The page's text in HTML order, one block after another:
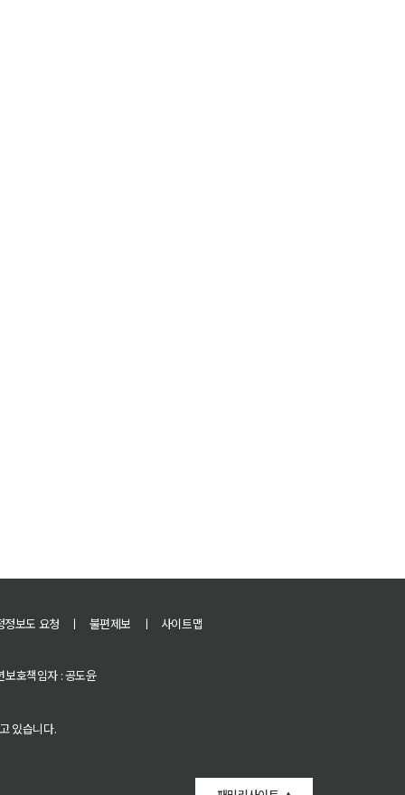
보도 요청 ㅣ 불편제보 ㅣ 사이트맵
보호책임자 : 공도윤
있습니다.